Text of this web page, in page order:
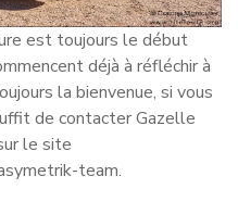
est toujours le début
déjà à réfléchir à
la bienvenue, si vous
de contacter Gazelle
le site
team.